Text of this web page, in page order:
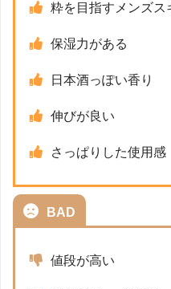
粋を目指すメンズス
保湿力がある
日本酒っぽい香り
伸びが良い
さっぱりした使用感
BAD
値段が高い